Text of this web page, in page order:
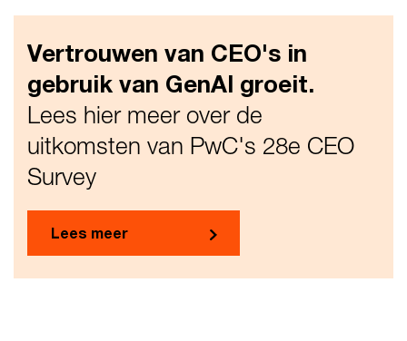
Vertrouwen van CEO's in
gebruik van GenAI groeit.
Lees hier meer over de
uitkomsten van PwC's 28e CEO
Survey
Lees meer